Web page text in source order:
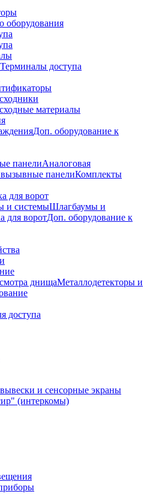
оборудования
Терминалы доступа
материалы
Доп. оборудование к
панелиАналоговая
панелиКомплекты
для ворот
и системыШлагбаумы и
для воротДоп. оборудование к
днищаМеталлодетекторы и
доступа
и сенсорные экраны
(интеркомы)